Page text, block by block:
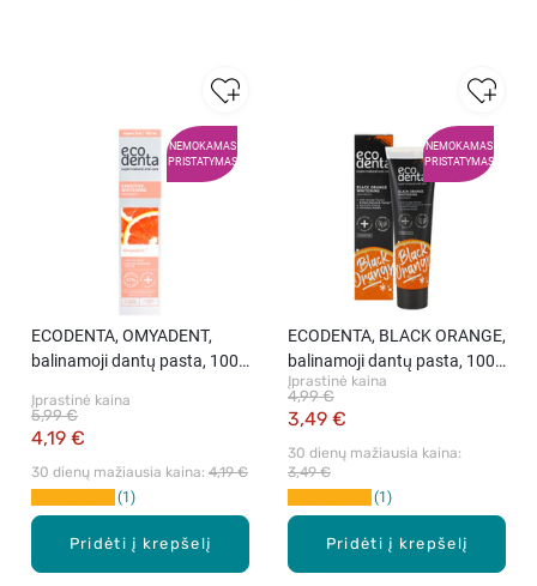
NEMOKAMAS
PRISTATYMAS
Pridėti į krepšelį
ECODENTA, OMYADENT,
balinamoji dantų pasta, 100
Įprastinė kaina
4,19 €
5,99 €
30 dienų mažiausia kaina: 4,19 €
1
NEMOKAMAS
PRISTATYMAS
Pridėti į krepšelį
ECODENTA, BLACK ORANGE,
balinamoji dantų pasta, 100
ml
Įprastinė kaina
3,49 €
4,99 €
30 dienų mažiausia kaina:
3,49 €
1